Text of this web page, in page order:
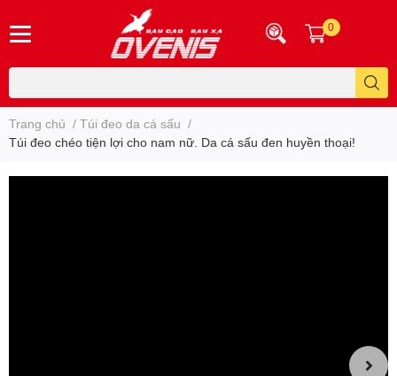
0
Trang chủ / Túi đeo da cá sấu /
Túi đeo chéo tiện lợi cho nam nữ. Da cá sấu đen huyền thoại!